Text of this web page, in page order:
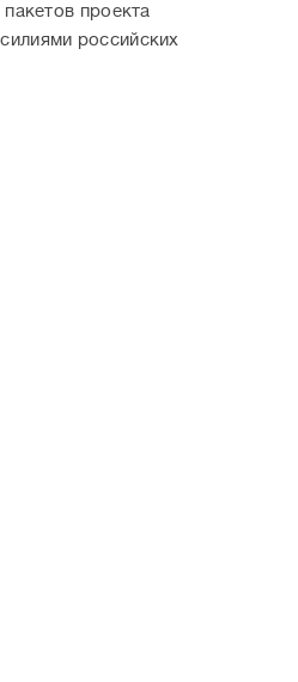
проекта
российских